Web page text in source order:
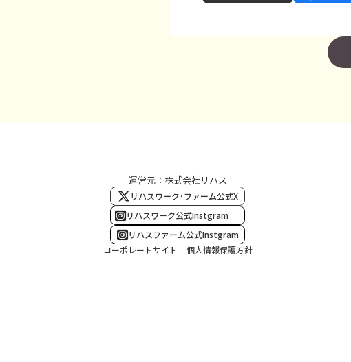
運営元：株式会社リハス
リハスワーク･ファーム公式X
リハスワーク公式Instgram
リハスファーム公式Instgram
コーポレートサイト
個人情報保護方針